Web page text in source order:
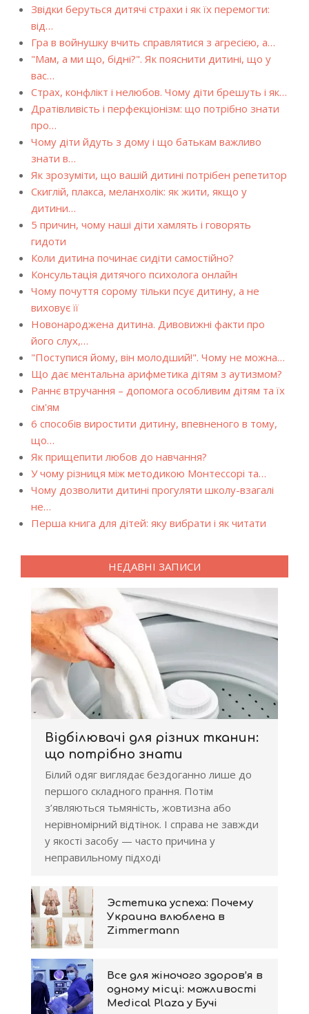
Звідки беруться дитячі страхи і як їх перемогти:
від…
Гра в войнушку вчить справлятися з агресією, а…
"Мам, а ми що, бідні?". Як пояснити дитині, що у
вас…
Страх, конфлікт і нелюбов. Чому діти брешуть і як…
Дратівливість і перфекціонізм: що потрібно знати
про…
Чому діти йдуть з дому і що батькам важливо
знати в…
Як зрозуміти, що вашій дитині потрібен репетитор
Скиглій, плакса, меланхолік: як жити, якщо у
дитини…
5 причин, чому наші діти хамлять і говорять
гидоти
Коли дитина починає сидіти самостійно?
Консультація дитячого психолога онлайн
Чому почуття сорому тільки псує дитину, а не
виховує її
Новонароджена дитина. Дивовижні факти про
його слух,…
"Поступися йому, він молодший!". Чому не можна…
Що дає ментальна арифметика дітям з аутизмом?
Раннє втручання – допомога особливим дітям та їх
сім'ям
6 способів виростити дитину, впевненого в тому,
що…
Як прищепити любов до навчання?
У чому різниця між методикою Монтессорі та…
Чому дозволити дитині прогуляти школу-взагалі
не…
Перша книга для дітей: яку вибрати і як читати
НЕДАВНІ ЗАПИСИ
Відбілювачі для різних тканин:
що потрібно знати
Білий одяг виглядає бездоганно лише до
першого складного прання. Потім
з’являються тьмяність, жовтизна або
нерівномірний відтінок. І справа не завжди
у якості засобу — часто причина у
неправильному підході
Эстетика успеха: Почему
Украина влюблена в
Zimmermann
Все для жіночого здоров’я в
одному місці: можливості
Medical Plaza у Бучі